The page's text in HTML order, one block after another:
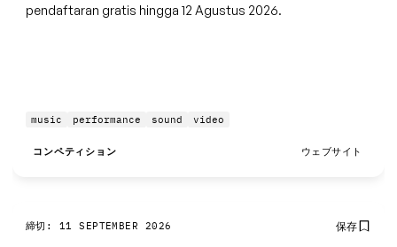
pendaftaran gratis hingga 12 Agustus 2026.
music performance sound video
コンペティション ウェブサイト
締切: 11 SEPTEMBER 2026 保存